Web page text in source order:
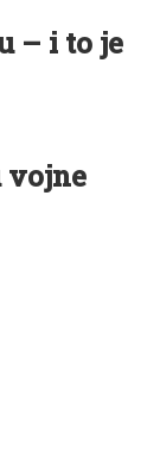
– i to je
vojne